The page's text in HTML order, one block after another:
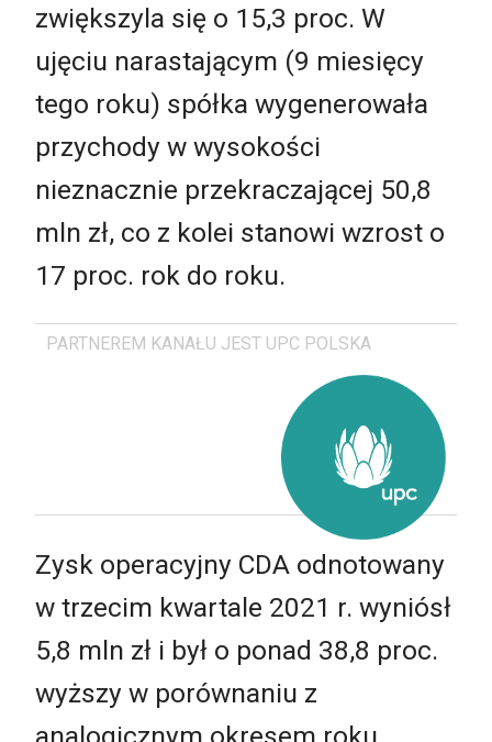
zwiększyla się o 15,3 proc. W
ujęciu narastającym (9 miesięcy
tego roku) spółka wygenerowała
przychody w wysokości
nieznacznie przekraczającej 50,8
mln zł, co z kolei stanowi wzrost o
17 proc. rok do roku.
PARTNEREM KANAŁU JEST UPC POLSKA
Zysk operacyjny CDA odnotowany
w trzecim kwartale 2021 r. wyniósł
5,8 mln zł i był o ponad 38,8 proc.
wyższy w porównaniu z